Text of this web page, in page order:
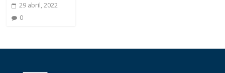
29 abril, 2022
0